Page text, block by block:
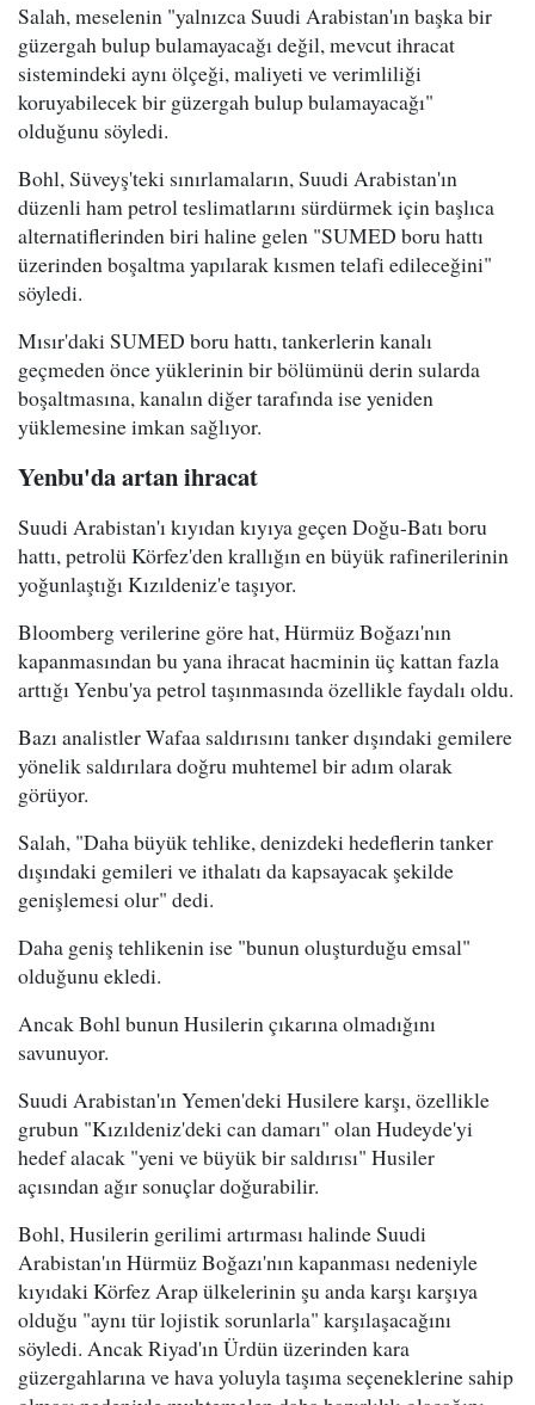
Salah, meselenin "yalnızca Suudi Arabistan'ın başka bir
güzergah bulup bulamayacağı değil, mevcut ihracat
sistemindeki aynı ölçeği, maliyeti ve verimliliği
koruyabilecek bir güzergah bulup bulamayacağı"
olduğunu söyledi.
Bohl, Süveyş'teki sınırlamaların, Suudi Arabistan'ın
düzenli ham petrol teslimatlarını sürdürmek için başlıca
alternatiflerinden biri haline gelen "SUMED boru hattı
üzerinden boşaltma yapılarak kısmen telafi edileceğini"
söyledi.
Mısır'daki SUMED boru hattı, tankerlerin kanalı
geçmeden önce yüklerinin bir bölümünü derin sularda
boşaltmasına, kanalın diğer tarafında ise yeniden
yüklemesine imkan sağlıyor.
Yenbu'da artan ihracat
Suudi Arabistan'ı kıyıdan kıyıya geçen Doğu-Batı boru
hattı, petrolü Körfez'den krallığın en büyük rafinerilerinin
yoğunlaştığı Kızıldeniz'e taşıyor.
Bloomberg verilerine göre hat, Hürmüz Boğazı'nın
kapanmasından bu yana ihracat hacminin üç kattan fazla
arttığı Yenbu'ya petrol taşınmasında özellikle faydalı oldu.
Bazı analistler Wafaa saldırısını tanker dışındaki gemilere
yönelik saldırılara doğru muhtemel bir adım olarak
görüyor.
Salah, "Daha büyük tehlike, denizdeki hedeflerin tanker
dışındaki gemileri ve ithalatı da kapsayacak şekilde
genişlemesi olur" dedi.
Daha geniş tehlikenin ise "bunun oluşturduğu emsal"
olduğunu ekledi.
Ancak Bohl bunun Husilerin çıkarına olmadığını
savunuyor.
Suudi Arabistan'ın Yemen'deki Husilere karşı, özellikle
grubun "Kızıldeniz'deki can damarı" olan Hudeyde'yi
hedef alacak "yeni ve büyük bir saldırısı" Husiler
açısından ağır sonuçlar doğurabilir.
Bohl, Husilerin gerilimi artırması halinde Suudi
Arabistan'ın Hürmüz Boğazı'nın kapanması nedeniyle
kıyıdaki Körfez Arap ülkelerinin şu anda karşı karşıya
olduğu "aynı tür lojistik sorunlarla" karşılaşacağını
söyledi. Ancak Riyad'ın Ürdün üzerinden kara
güzergahlarına ve hava yoluyla taşıma seçeneklerine sahip